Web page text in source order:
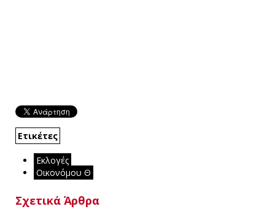
Ετικέτες
Εκλογές
Οικονόμου Θ
Σχετικά Άρθρα